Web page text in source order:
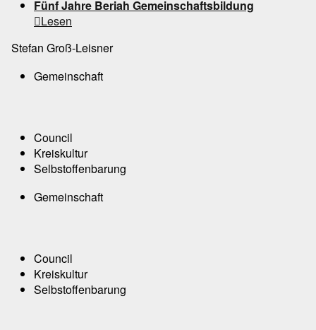
Fünf Jahre Beriah Gemeinschaftsbildung
Lesen
Stefan Groß-Leisner
Gemeinschaft
Council
Kreiskultur
Selbstoffenbarung
Gemeinschaft
Council
Kreiskultur
Selbstoffenbarung